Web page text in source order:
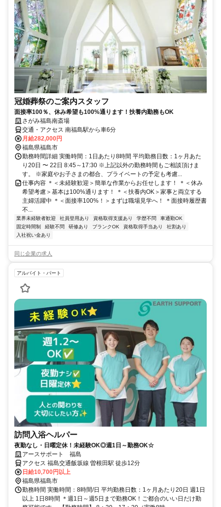
冠婚葬祭のご案内スタッフ
面接率100％、休み希望も100%通ります！扶養内勤務もOK
さがみ福島南斎場
交通・アクセス 南福島駅から車6分
月給282,000円
福島県福島市
勤務時間詳細 実働時間：1日あたり8時間 平均勤務日数：1ヶ月あた
り20日 〜 22日 8:45～17:30 ※上記以外の勤務時間もご相談頂けま
す。 ※家庭やお子さまの都合、プライベートの予定も考慮...
仕事内容 ＊＜未経験歓迎＞簡単な作業からお任せします！ ＊＜休み
希望考慮＞基本は100%通ります！ ＊＜扶養内OK＞家事と両立する
主婦活躍中 ＊＜面接率100%！＞まずは職場見学へ！ ＊面接時履歴書
不...
業界未経験者歓迎 社員登用あり 資格取得支援あり 学歴不問
車通勤OK
固定時間制
経験不問 研修あり ブランクOK 資格取得手当あり
社割あり
入社祝い金あり
同じ企業の求人
アルバイト・パート
訪問入浴ヘルパー
夜勤なし・日曜定休！未経験OK◎週1日～勤務OK☆
アースサポート 福島
アクセス 福島交通飯坂線 曽根田駅 徒歩12分
日給10,700円以上
福島県福島市
勤務時間 実働時間：8時間/日 平均勤務日数：1ヶ月あたり20日 週1日
以上 1日8時間 ＊週1日～週5日まで勤務OK！ご都合のいい日だけ勤